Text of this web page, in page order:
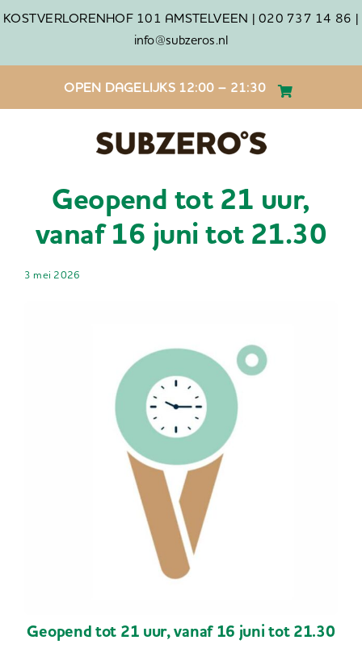
KOSTVERLORENHOF 101 AMSTELVEEN |020 737 14 86 |
info@subzeros.nl
OPEN DAGELIJKS 12:00 – 21:30
Geopend tot 21 uur,
vanaf 16 juni tot 21.30
3 mei 2026
Geopend tot 21 uur, vanaf 16 juni tot 21.30